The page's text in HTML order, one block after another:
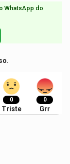
WhatsApp do
0
Triste
0
Grr